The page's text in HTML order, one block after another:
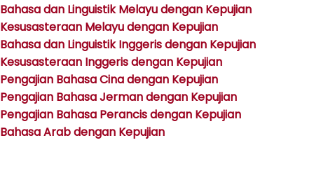
Bahasa dan Linguistik Melayu dengan Kepujian
Kesusasteraan Melayu dengan Kepujian
Bahasa dan Linguistik Inggeris dengan Kepujian
Kesusasteraan Inggeris dengan Kepujian
Pengajian Bahasa Cina dengan Kepujian
Pengajian Bahasa Jerman dengan Kepujian
Pengajian Bahasa Perancis dengan Kepujian
Bahasa Arab dengan Kepujian